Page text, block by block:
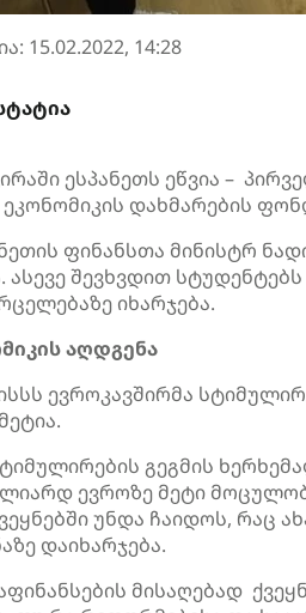
15.02.2022, 14:28
ესპანეთს ეწვია –
დახმარების
ფინანსთა მინისტრ
ასევე შევხვდით
იხარჯება.
აღდგენა
ევროკავშირმა
გეგმის
ევროზე მეტი
უნდა ჩაიდოს, რაც
დაიხარჯება.
მისაღებად